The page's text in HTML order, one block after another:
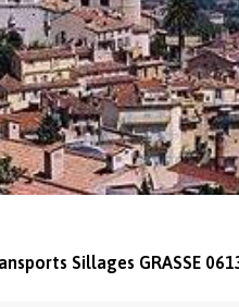
Sillages GRASSE